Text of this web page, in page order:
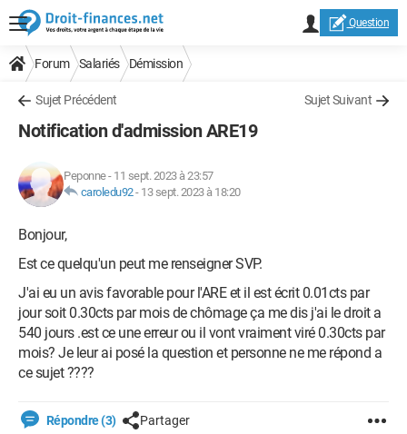
Question
Forum Salariés Démission
Sujet Précédent Sujet Suivant
Notification d'admission ARE19
Peponne- 11 sept. 2023 à 23:57
caroledu92- 13 sept. 2023 à 18:20
Bonjour,
Est ce quelqu'un peut me renseigner SVP.
J'ai eu un avis favorable pour l'ARE et il est écrit 0.01cts par
jour soit 0.30cts par mois de chômage ça me dis j'ai le droit a
540 jours .est ce une erreur ou il vont vraiment viré 0.30cts par
mois? Je leur ai posé la question et personne ne me répond a
ce sujet ????
Répondre (3) Partager